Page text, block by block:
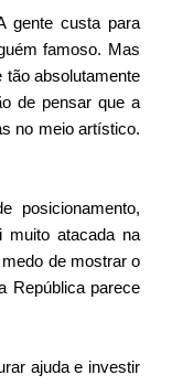
gente custa para
famoso. Mas
tão absolutamente
de pensar que a
no meio artístico.
posicionamento,
muito atacada na
de mostrar o
República parece
ajuda e investir